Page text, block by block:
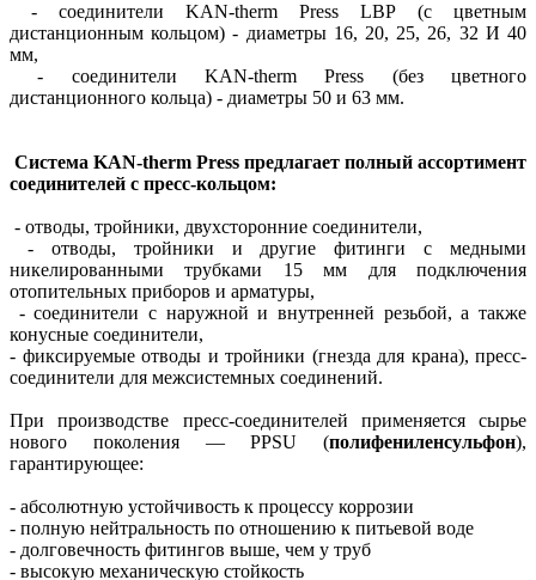
- соединители KAN-therm Press LBP (с цветным
дистанционным кольцом) - диаметры 16, 20, 25, 26, 32 И 40
мм,
- соединители KAN-therm Press (без цветного
дистанционного кольца) - диаметры 50 и 63 мм.
Система KAN-therm Press предлагает полный ассортимент
соединителей с пресс-кольцом:
- отводы, тройники, двухсторонние соединители,
- отводы, тройники и другие фитинги с медными
никелированными трубками 15 мм для подключения
отопительных приборов и арматуры,
- соединители с наружной и внутренней резьбой, а также
конусные соединители,
- фиксируемые отводы и тройники (гнезда для крана), пресс-
соединители для межсистемных соединений.
При производстве пресс-соединителей применяется сырье
нового поколения — PPSU (полифениленсульфон),
гарантирующее:
- абсолютную устойчивость к процессу коррозии
- полную нейтральность по отношению к питьевой воде
- долговечность фитингов выше, чем у труб
- высокую механическую стойкость